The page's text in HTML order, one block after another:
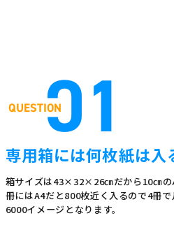
01
専用箱には何枚紙は入
箱サイズは43×32×26㎝だから10㎝の
冊にはA4だと800枚近く入るので4冊
6000イメージとなります。